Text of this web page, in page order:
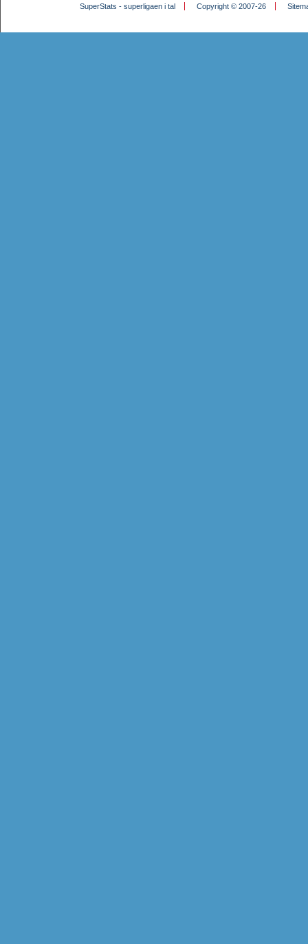
SuperStats - superligaen i tal Copyright © 2007-26